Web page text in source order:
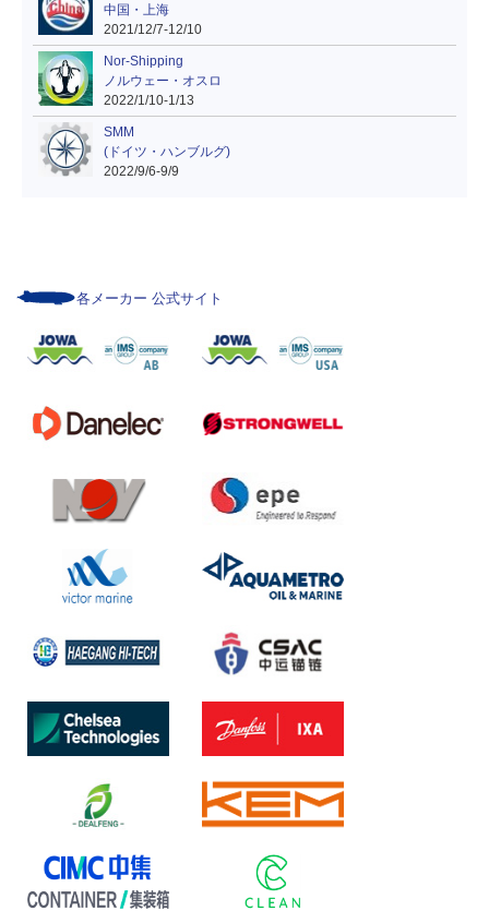
中国・上海
2021/12/7-12/10
Nor-Shipping
ノルウェー・オスロ
2022/1/10-1/13
SMM
(ドイツ・ハンブルグ)
2022/9/6-9/9
各メーカー 公式サイト